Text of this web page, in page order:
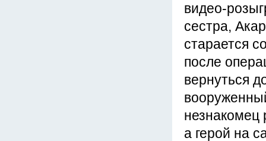
видео-
сестра,
старается
после
вернуться
незнакомец
а герой на